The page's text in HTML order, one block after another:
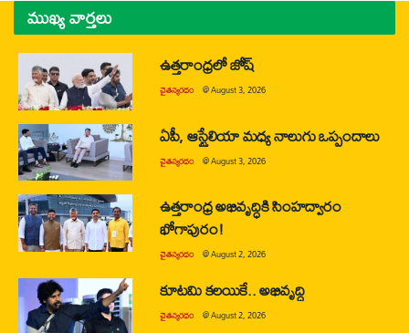
ముఖ్య వార్తలు
ఉత్తరాంధ్రలో జోష్
చైతన్యరధం @August 3, 2026
ఏపీ, ఆస్ట్రేలియా మధ్య నాలుగు ఒప్పందాలు
చైతన్యరధం @August 3, 2026
ఉత్తరాంధ్ర అభివృద్ధికి సింహద్వారం
భోగాపురం!
చైతన్యరధం @August 2, 2026
కూటమి కలయికే.. అభివృద్ధి
చైతన్యరధం @August 2, 2026